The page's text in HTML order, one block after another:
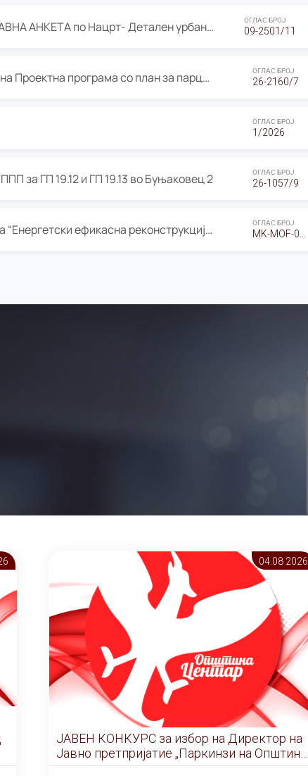
ЈАВНА ПРЕЗЕНТАЦИЈА И ЈАВНА АНКЕТА по Нацрт- Детален урбанистички план Градска четврт Ј 05- Барутана, Општина Центар- Скопје, плански период 2025-2030 ОГЛАС БРОЈ
09-2501/11
ОГЛАС за Јавно излагање на Проектна програма со план за парцелација за Урбанистички проект со план за парцелација за спојување на ГП 20.12 и ГП 20.37 од Изменување и дополнување на Детален урбанистички план Буњаковец 2, Општина Центар – Скопје ОГЛАС БРОЈ
26-2160/7
ОГЛАС БРОЈ
1/2026
за ГП 19.12 и ГП 19.13 во Буњаковец 2 ОГЛАС БРОЈ
26-1057/9
Оглас за Барање понуди за “Енергетски ефикасна реконструкција на објектот ООУ „Св. Кирил и Методиј" ОГЛАС БРОЈ
04.08 2026
ЈАВЕН КОНКУРС за избор на Директор на
Јавно претпријатие „Паркинзи на Општина
Центар“ – Скопје